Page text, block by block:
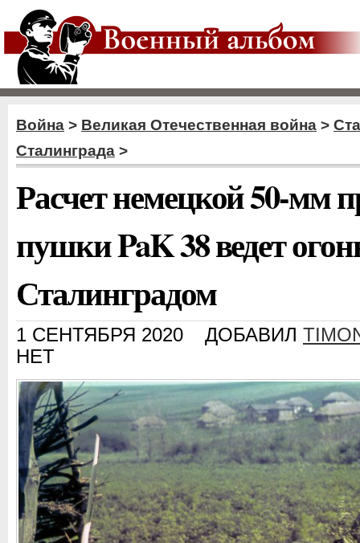
Война > Великая Отечественная война >
Сталинграда >
Расчет немецкой 50-мм
пушки PaK 38 ведет
Сталинградом
1 СЕНТЯБРЯ 2020 ДОБАВИЛ
НЕТ